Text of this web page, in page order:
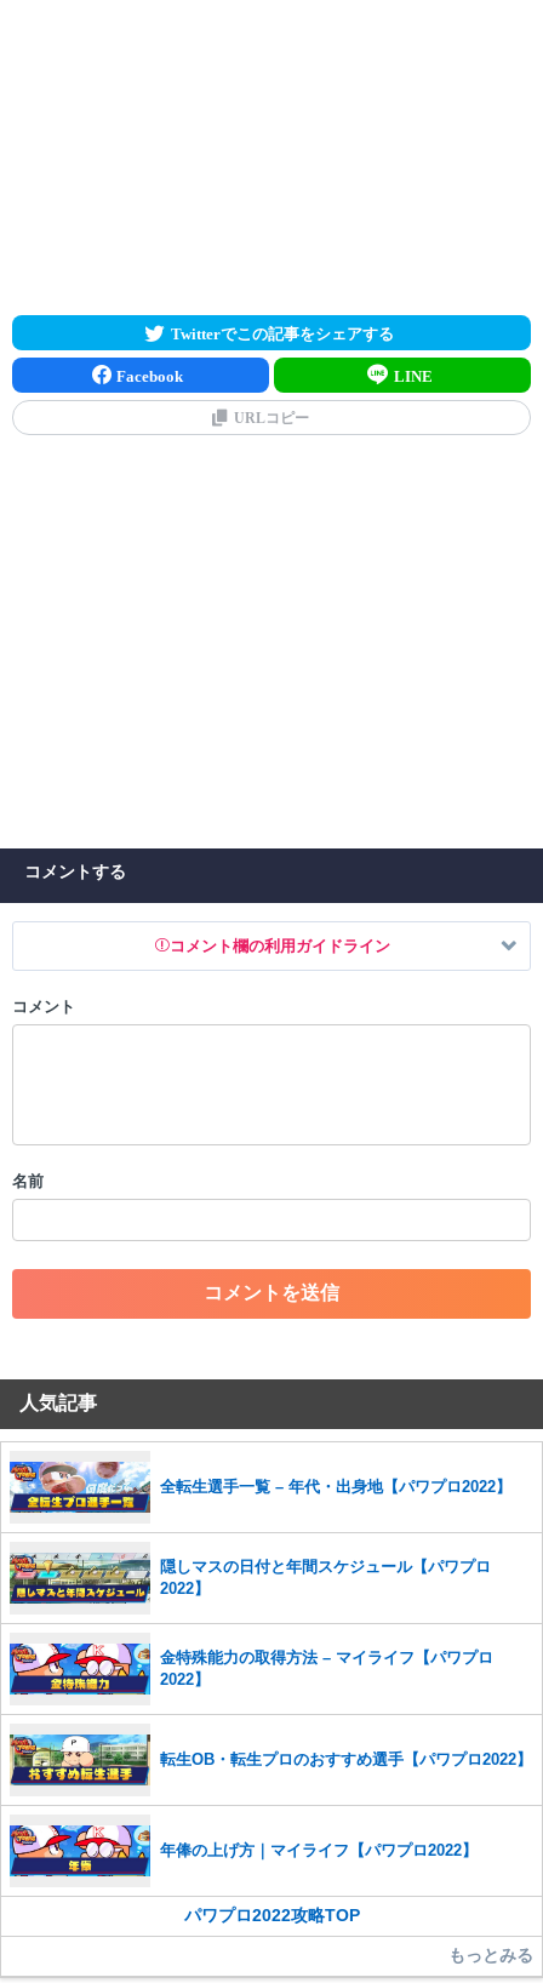
Twitterでこの記事をシェアする
Facebook LINE
URLコピー
コメントする
コメント欄の利用ガイドライン
以下の書き込みを禁止とし、場合によってはコメント削除や書き込み制
・一度削除された投稿を再び投稿すること
・アカウントの売買など金銭が絡む内容の投稿
・各ゲームのネタバレを含む内容の投稿
・その他、管理者が不適切と判断した投稿
コメントの削除を申請する
せていただきます。ご了承ください。
※一度削除したコメントは復元ができませんのでご注意くだ
さい。
った場合は、法的措置をとらせていただく場合もございますので、あら
かじめご理解くださいませ。
コメント
名前
人気記事
全転生選手一覧 – 年代・出身地【パワプロ2022】
隠しマスの日付と年間スケジュール【パワプロ
2022】
金特殊能力の取得方法 – マイライフ【パワプロ
2022】
転生OB・転生プロのおすすめ選手【パワプロ2022】
年俸の上げ方｜マイライフ【パワプロ2022】
パワプロ2022攻略TOP
もっとみる